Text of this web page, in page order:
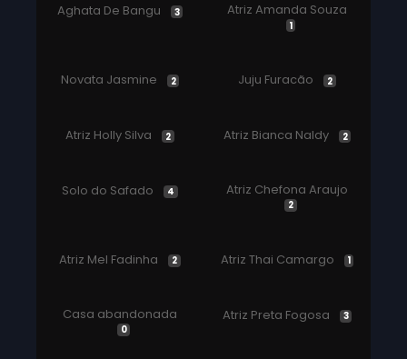
Aghata De Bangu 3 Atriz Amanda Souza
1
Novata Jasmine 2 Juju Furacão 2
Atriz Holly Silva 2 Atriz Bianca Naldy 2
Solo do Safado 4 Atriz Chefona Araujo
2
Atriz Mel Fadinha 2 Atriz Thai Camargo 1
Casa abandonada
0
Atriz Preta Fogosa 3